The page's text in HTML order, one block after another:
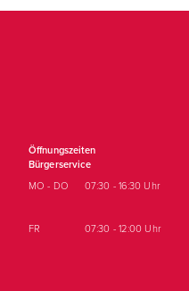
Öffnungszeiten
Bürgerservice
MO - DO
07:30 - 16:30 Uhr
FR 07:30 - 12:00 Uhr